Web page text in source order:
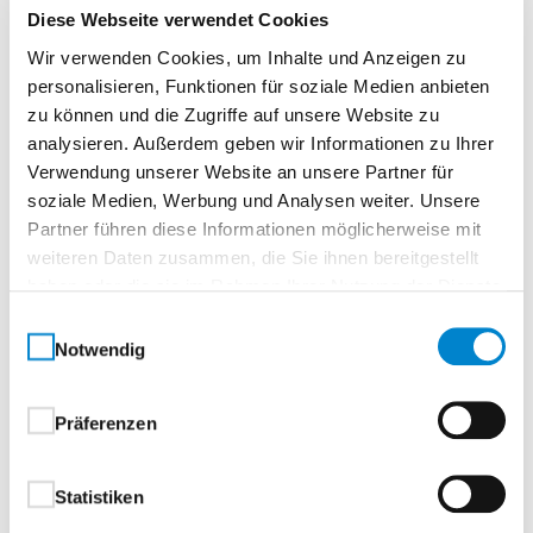
Diese Webseite verwendet Cookies
Wir verwenden Cookies, um Inhalte und Anzeigen zu
personalisieren, Funktionen für soziale Medien anbieten
zu können und die Zugriffe auf unsere Website zu
analysieren. Außerdem geben wir Informationen zu Ihrer
Verwendung unserer Website an unsere Partner für
soziale Medien, Werbung und Analysen weiter. Unsere
Partner führen diese Informationen möglicherweise mit
weiteren Daten zusammen, die Sie ihnen bereitgestellt
Notwendig
Präferenzen
Statistiken
Oberflächenbeschichtung
Ausführung mit beidseitiger hochwertiger Coil-
Coating-Beschichtung
außen hochwertige Struktur
Polyamidbeschichtung:
Standardfarben, in Anlehnung an RAL-
RAL 9007 Graualuminium
innen hochwertige Polyesterbeschichtung
Grauweiß, in Anlehnung an RAL 9002
Beschläge und Schließmittel